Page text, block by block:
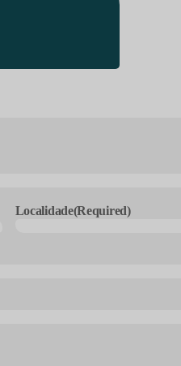
Localidade(Required)